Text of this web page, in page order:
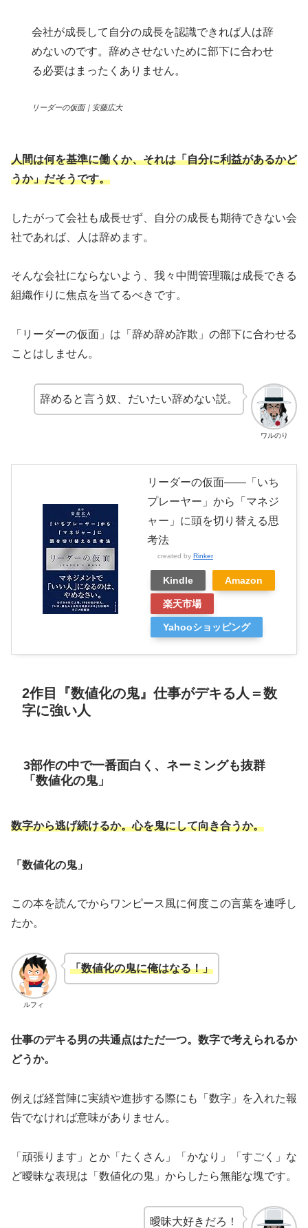
会社が成長して自分の成長を認識できれば人は辞
めないのです。辞めさせないために部下に合わせ
る必要はまったくありません。
リーダーの仮面｜安藤広大
人間は何を基準に働くか、それは「自分に利益があるかど
うか」だそうです。
したがって会社も成長せず、自分の成長も期待できない会
社であれば、人は辞めます。
そんな会社にならないよう、我々中間管理職は成長できる
組織作りに焦点を当てるべきです。
「リーダーの仮面」は「辞め辞め詐欺」の部下に合わせる
ことはしません。
ワルのり
辞めると言う奴、だいたい辞めない説。
リーダーの仮面――「いち
プレーヤー」から「マネジ
ャー」に頭を切り替える思
考法
created by Rinker
Kindle Amazon
楽天市場
Yahooショッピング
2作目『数値化の鬼』仕事がデキる人＝数
字に強い人
3部作の中で一番面白く、ネーミングも抜群
「数値化の鬼」
数字から逃げ続けるか。心を鬼にして向き合うか。
「数値化の鬼」
この本を読んでからワンピース風に何度この言葉を連呼し
たか。
ルフィ
「数値化の鬼に俺はなる！」
仕事のデキる男の共通点はただ一つ。数字で考えられるか
どうか。
例えば経営陣に実績や進捗する際にも「数字」を入れた報
告でなければ意味がありません。
「頑張ります」とか「たくさん」「かなり」「すごく」な
ど曖昧な表現は「数値化の鬼」からしたら無能な塊です。
曖昧大好きだろ！